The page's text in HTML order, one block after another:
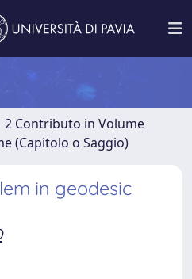
2 Contributo in Volume
(Capitolo o Saggio)
in geodesic